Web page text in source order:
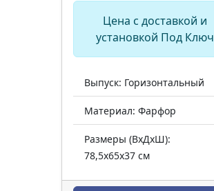
Цена с доставкой и
установкой Под Ключ
Выпуск: Горизонтальный
Материал: Фарфор
Размеры (ВхДхШ):
78,5х65х37 см